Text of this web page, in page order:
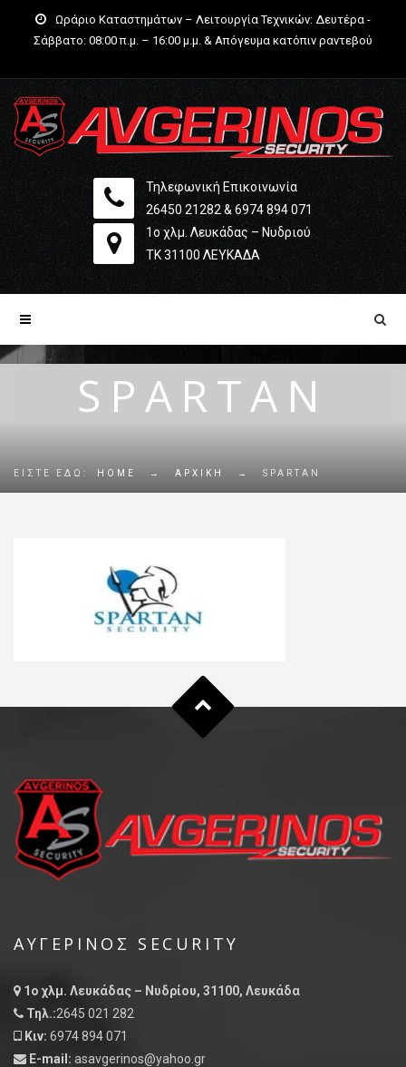
Ωράριο Καταστημάτων – Λειτουργία Τεχνικών: Δευτέρα -
Σάββατο: 08:00 π.μ. – 16:00 μ.μ. & Απόγευμα κατόπιν ραντεβού
Τηλεφωνική Επικοινωνία
26450 21282&6974 894 071
1ο χλμ. Λευκάδας – Νυδριού
ΤΚ 31100 ΛΕΥΚΆΔΑ
SPARTAN
ΕΊΣΤΕ ΕΔΏ: HOME → ΑΡΧΙΚΉ → SPARTAN
ΑΥΓΕΡΙΝΌΣ SECURITY
1ο χλμ. Λευκάδας – Νυδρίου, 31100, Λευκάδα
Τηλ.:2645 021 282
Κιν: 6974 894 071
E-mail: asavgerinos@yahoo.gr